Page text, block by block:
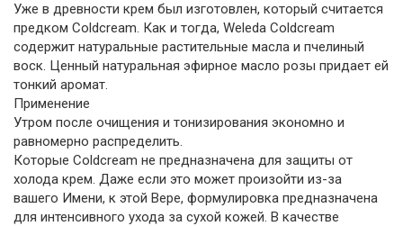
Уже в древности крем был изготовлен, который считается
предком Coldcream. Как и тогда, Weleda Coldcream
содержит натуральные растительные масла и пчелиный
воск. Ценный натуральная эфирное масло розы придает ей
тонкий аромат.
Применение
Утром после очищения и тонизирования экономно и
равномерно распределить.
Которые Coldcream не предназначена для защиты от
холода крем. Даже если это может произойти из-за
вашего Имени, к этой Вере, формулировка предназначена
для интенсивного ухода за сухой кожей. В качестве